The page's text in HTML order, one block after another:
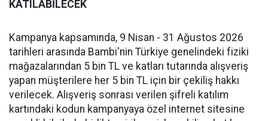
KATILABİLECEK
Kampanya kapsamında, 9 Nisan - 31 Ağustos 2026
tarihleri arasında Bambi'nin Türkiye genelindeki fiziki
mağazalarından 5 bin TL ve katları tutarında alışveriş
yapan müşterilere her 5 bin TL için bir çekiliş hakkı
verilecek. Alışveriş sonrası verilen şifreli katılım
kartındaki kodun kampanyaya özel internet sitesine